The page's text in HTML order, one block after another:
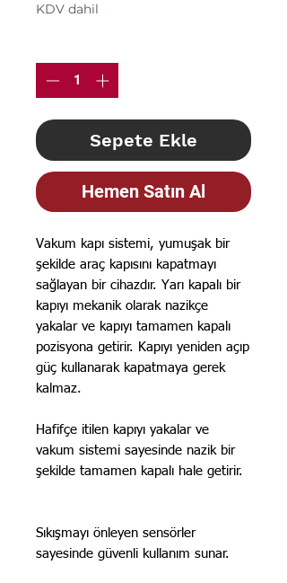
KDV dahil
Sepete Ekle
Hemen Satın Al
Vakum kapı sistemi, yumuşak bir
şekilde araç kapısını kapatmayı
sağlayan bir cihazdır. Yarı kapalı bir
kapıyı mekanik olarak nazikçe
yakalar ve kapıyı tamamen kapalı
pozisyona getirir. Kapıyı yeniden açıp
güç kullanarak kapatmaya gerek
kalmaz.
Hafifçe itilen kapıyı yakalar ve
vakum sistemi sayesinde nazik bir
şekilde tamamen kapalı hale getirir.
Sıkışmayı önleyen sensörler
sayesinde güvenli kullanım sunar.